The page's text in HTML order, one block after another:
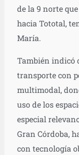
de la 9 norte
hacia Tototal,
María.
También indicó
transporte con
multimodal,
uso de los
especial
Gran Córdoba,
con tecnología